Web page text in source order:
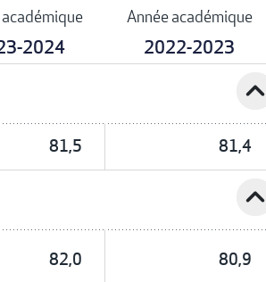
2024
Année académique
2022-2023
expand_less
81,5 81,4
expand_less
82,0 80,9